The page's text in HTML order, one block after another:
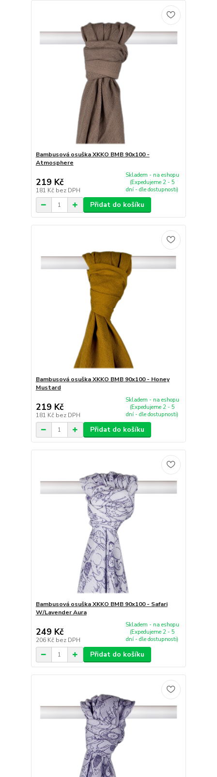
Bambusová osuška XKKO BMB 90x100 -
Atmosphere
219 Kč
181 Kč bez DPH
Skladem - na eshopu
(Expedujeme 2 - 5
dní - dle dostupnosti)
Přidat do košíku
Bambusová osuška XKKO BMB 90x100 - Honey
Mustard
219 Kč
181 Kč bez DPH
Skladem - na eshopu
(Expedujeme 2 - 5
dní - dle dostupnosti)
Přidat do košíku
Bambusová osuška XKKO BMB 90x100 - Safari
W/Lavender Aura
249 Kč
206 Kč bez DPH
Skladem - na eshopu
(Expedujeme 2 - 5
dní - dle dostupnosti)
Přidat do košíku